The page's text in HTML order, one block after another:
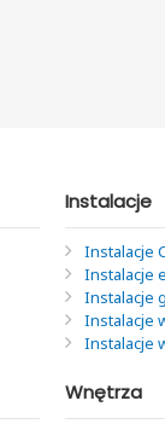
Instalacje
Instalacje
Instalacje
Instalacje
Instalacje
Instalacje
Wnętrza